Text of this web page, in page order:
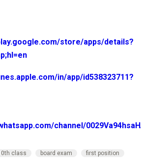
store/apps/details?
in/app/id538323711?
channel/
class board exam
first position